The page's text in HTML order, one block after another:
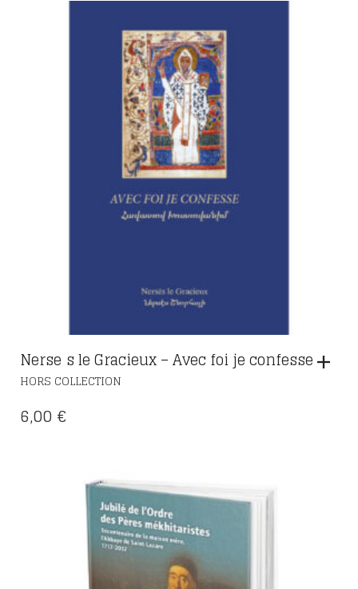
Nersēs le Gracieux – Avec foi je confesse
HORS COLLECTION
6,00 €